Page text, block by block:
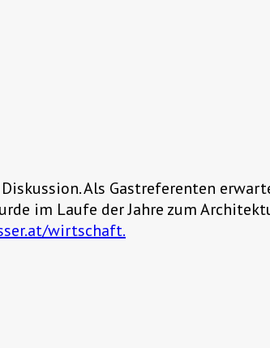
Als Gastreferenten
im Laufe der Jahre zum
wirtschaft.